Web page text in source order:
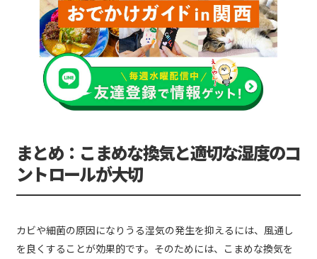
まとめ：こまめな換気と適切な湿度のコ
ントロールが大切
カビや細菌の原因になりうる湿気の発生を抑えるには、風通し
を良くすることが効果的です。そのためには、こまめな換気を